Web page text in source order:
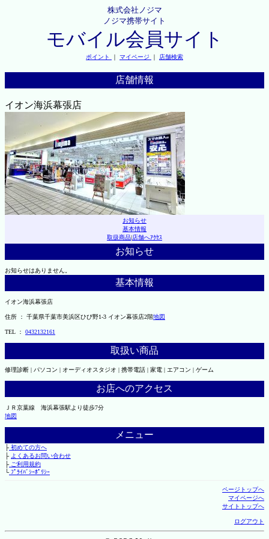
株式会社ノジマ
ノジマ携帯サイト
モバイル会員サイト
ポイント ｜ マイページ ｜ 店舗検索
店舗情報
イオン海浜幕張店
お知らせ
基本情報
取扱商品|店舗へｱｸｾｽ
お知らせ
お知らせはありません。
基本情報
イオン海浜幕張店
住所 ： 千葉県千葉市美浜区ひび野1-3 イオン幕張店2階地図
TEL ： 0432132161
取扱い商品
修理診断 | パソコン | オーディオスタジオ | 携帯電話 | 家電 | エアコン | ゲーム
お店へのアクセス
ＪＲ京葉線 海浜幕張駅より徒歩7分
地図
メニュー
├初めての方へ
├ よくあるお問い合わせ
├ご利用規約
└ﾌﾟﾗｲﾊﾞｼｰﾎﾟﾘｼｰ
ページトップへ
マイページへ
サイトトップへ
ログアウト